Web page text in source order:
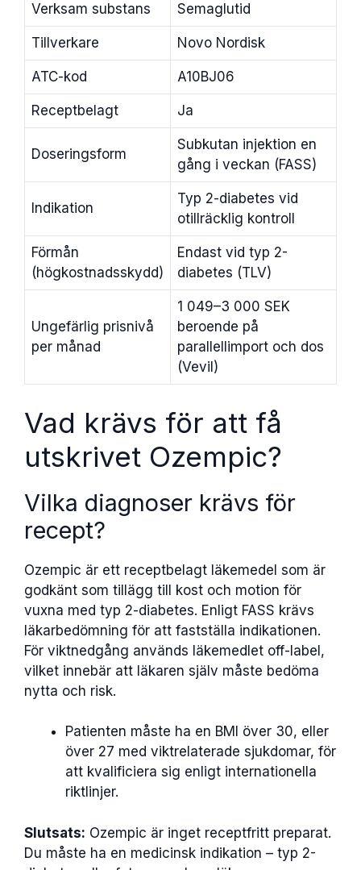
Verksam substans Semaglutid
Tillverkare Novo Nordisk
ATC-kod A10BJ06
Receptbelagt Ja
Doseringsform
Subkutan injektion en
gång i veckan (FASS)
Indikation
Typ 2-diabetes vid
otillräcklig kontroll
Förmån
(högkostnadsskydd)
Endast vid typ 2-
diabetes (TLV)
Ungefärlig prisnivå
per månad
1 049–3 000 SEK
beroende på
parallellimport och dos
(Vevil)
Vad krävs för att få
utskrivet Ozempic?
Vilka diagnoser krävs för
recept?
Ozempic är ett receptbelagt läkemedel som är
godkänt som tillägg till kost och motion för
vuxna med typ 2-diabetes. Enligt FASS krävs
läkarbedömning för att fastställa indikationen.
För viktnedgång används läkemedlet off-label,
vilket innebär att läkaren själv måste bedöma
nytta och risk.
Patienten måste ha en BMI över 30, eller
över 27 med viktrelaterade sjukdomar, för
att kvalificiera sig enligt internationella
riktlinjer.
Slutsats: Ozempic är inget receptfritt preparat.
Du måste ha en medicinsk indikation – typ 2-